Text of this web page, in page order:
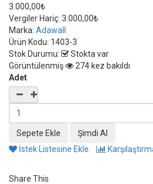
3.000,00₺
Vergiler Hariç: 3.000,00₺
Marka: Adawall
Ürün Kodu: 1403-3
Stok Durumu:
Stokta var
Görüntülenmiş
274 kez bakıldı
Adet
İstek Listesine Ekle
Share This